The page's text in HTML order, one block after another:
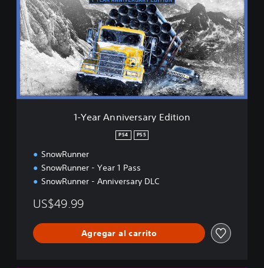
e
a
A
n
v
e
1-Year Anniversary Edition
PS4 PS5
SnowRunner
SnowRunner - Year 1 Pass
SnowRunner - Anniversary DLC
US$49.99
Agregar al carrito